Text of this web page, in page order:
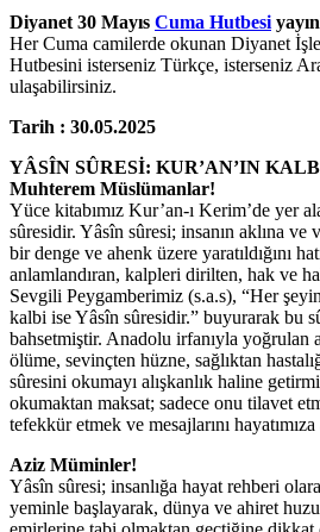
Diyanet 30 Mayıs Cuma Hutbesi
Her Cuma camilerde okunan Diyanet
Hutbesini isterseniz Türkçe, isterseniz
ulaşabilirsiniz.
Tarih : 30.05.2025
YÂSÎN SÛRESİ: KUR’AN’IN
Muhterem Müslümanlar!
Yüce kitabımız Kur’an-ı Kerim’de yer
sûresidir. Yâsîn sûresi; insanın aklına ve
bir denge ve ahenk üzere yaratıldığını
anlamlandıran, kalpleri dirilten, hak ve
Sevgili Peygamberimiz (s.a.s), “Her
kalbi ise Yâsîn sûresidir.” buyurarak bu
bahsetmiştir. Anadolu irfanıyla yoğrulan
ölüme, sevinçten hüzne, sağlıktan
sûresini okumayı alışkanlık haline
okumaktan maksat; sadece onu tilavet
tefekkür etmek ve mesajlarını hayatımıza
Aziz Müminler!
Yâsîn sûresi; insanlığa hayat rehberi
yeminle başlayarak, dünya ve ahiret